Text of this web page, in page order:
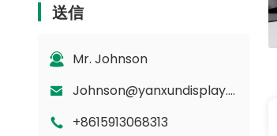
送信
Mr. Johnson
Johnson@yanxundisplay.com
+8615913068313